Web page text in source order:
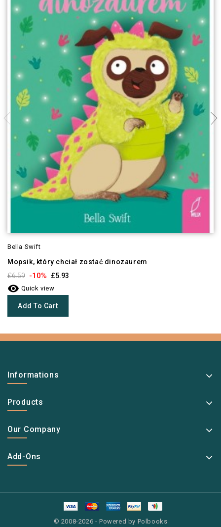
Bella Swift
Mopsik, który chciał zostać dinozaurem
£6.59 -10% £5.93
 Quick view
Add To Cart
Informations
Products
Our Company
Add-Ons
© 2008-2026 - Powered by Polbooks